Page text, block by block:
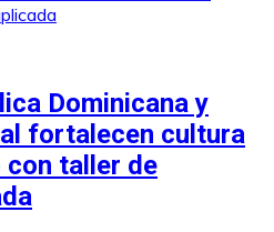
Dominicana y
fortalecen cultura
taller de